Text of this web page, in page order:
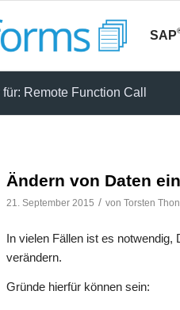
SAP
Remote Function Call
Ändern von Daten
21. September 2015 / von Torsten Thon
In vielen Fällen ist es
verändern.
Gründe hierfür können sein: